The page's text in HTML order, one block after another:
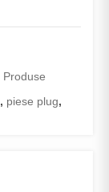
Produse
, piese plug,